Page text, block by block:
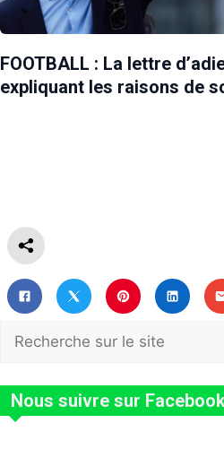
FOOTBALL : La lettre
expliquant les raisons de
Rechercher
Nous suivre sur